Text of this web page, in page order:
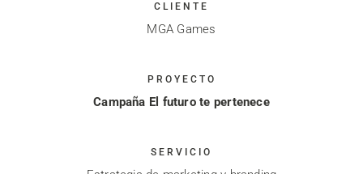
CLIENTE
MGA Games
PROYECTO
Campaña El futuro te pertenece
SERVICIO